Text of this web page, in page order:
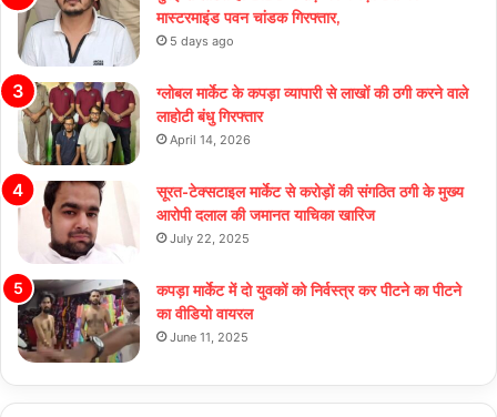
मास्टरमाइंड पवन चांडक गिरफ्तार,
5 days ago
ग्लोबल मार्केट के कपड़ा व्यापारी से लाखों की ठगी करने वाले
लाहोटी बंधु गिरफ्तार
April 14, 2026
सूरत-टेक्सटाइल मार्केट से करोड़ों की संगठित ठगी के मुख्य
आरोपी दलाल की जमानत याचिका खारिज
July 22, 2025
कपड़ा मार्केट में दो युवकों को निर्वस्त्र कर पीटने का पीटने
का वीडियो वायरल
June 11, 2025